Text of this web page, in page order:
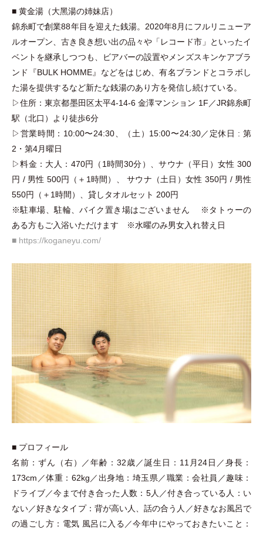
■ 黄金湯 （⼤⿊湯の姉妹店）
錦糸町で創業88年目を迎えた銭湯。2020年8月にフルリニューア
ルオープン、古き良き想い出の品々や 「 レコード市」
といったイ
ベントを継承しつつも、ビアバーの設置やメンズスキンケアブラ
ンド『BULK HOMME』などをはじめ、有名ブランドとコラボし
た湯を提供するなど新たな銭湯のあり方を発信し続けている。
▷住所：東京都墨田区太平4-14-6 金澤マンション 1F／JR錦糸町
駅 （北口 ） より徒歩6分
▷営業時間：10:00〜24:30、
（土） 15:00〜24:30／定休日 : 第
2 ・ 第4月曜日
▷料金：大人：470円
（ 1時間30分） 、サウナ （平日 ） 女性 300
円 / 男性 500円
（ ＋1時間 ） 、 サウナ （土日 ）女性 350円 / 男性
550円
（ ＋1時間 ） 、貸しタオルセット 200円
※駐車場、駐輪、バイク置き場はございません ※タトゥーの
ある方もご入浴いただけます ※水曜のみ男女入れ替え日
■ https://koganeyu.com/
■ プロフィール
名前：ずん
（右）
／年齢：32歳／誕生日：11月24日／身長：
173cm／体重：62kg／出身地：埼玉県／職業：会社員／趣味：
ドライブ／今まで付き合った人数：5人／付き合っている人：い
ない／好きなタイプ：背が高い人、話の合う人／好きなお風呂で
の過ごし方：電気 風呂に入る／今年中にやっておきたいこと：